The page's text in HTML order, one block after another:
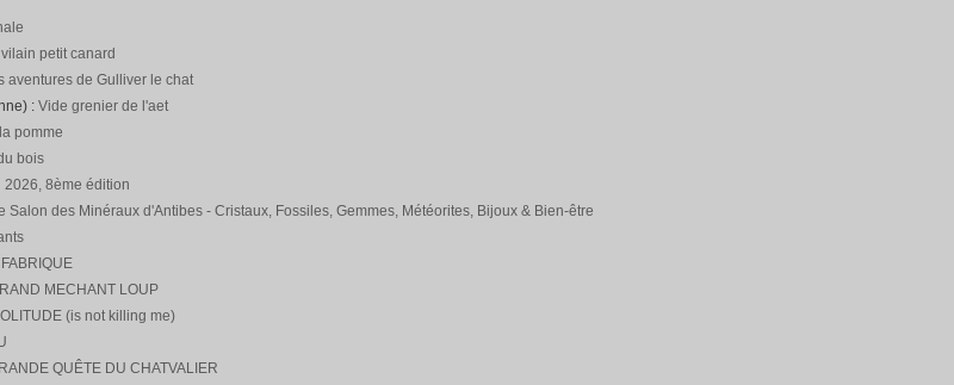
vilain petit canard
aventures de Gulliver le chat
: Vide grenier de l'aet
pomme
bois
2026, 8ème édition
Salon des Minéraux d'Antibes - Cristaux, Fossiles, Gemmes, Météorites, Bijoux & Bien-être
FABRIQUE
MECHANT LOUP
(is not killing me)
QUÊTE DU CHATVALIER